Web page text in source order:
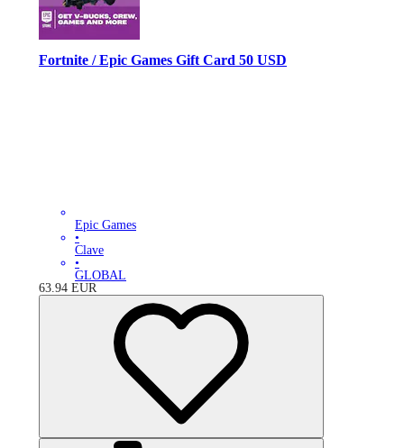
Fortnite / Epic Games Gift Card 50 USD
Epic Games
•
Clave
•
GLOBAL
63.94 EUR